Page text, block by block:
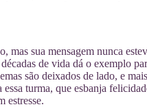
mas sua mensagem nunca
de vida dá o exemplo
são deixados de lado, e
turma, que esbanja
estresse.